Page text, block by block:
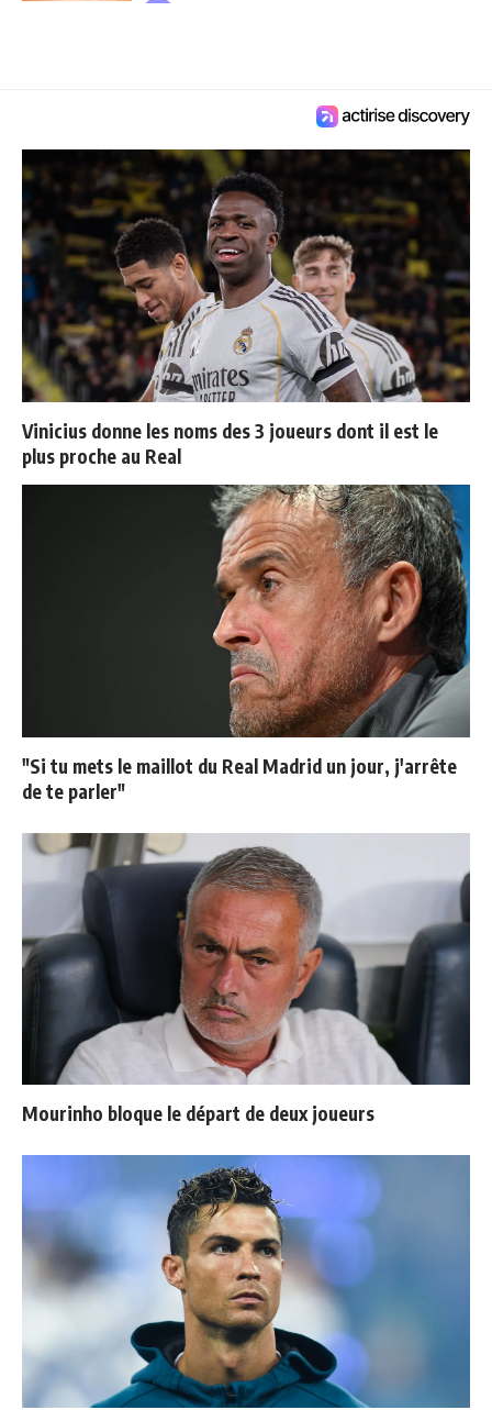
Vinicius donne les noms des 3 joueurs dont il est le
plus proche au Real
"Si tu mets le maillot du Real Madrid un jour, j'arrête
de te parler"
Mourinho bloque le départ de deux joueurs